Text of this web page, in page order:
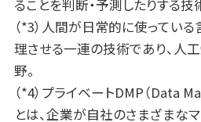
ることを判断・予測したりする技
（*3）人間が日常的に使ってい
理させる一連の技術であり、人
野。
（*4）プライベートDMP（Data
とは、企業が自社のさまざまな